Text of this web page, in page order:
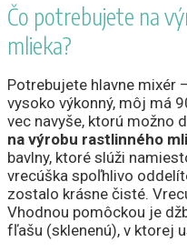
Čo potrebujete na
mlieka?
Potrebujete hlavne mixér
vysoko výkonný, môj má
vec navyše, ktorú možno
na výrobu rastlinného
bavlny, ktoré slúži
vrecúška spoľhlivo
zostalo krásne čisté.
Vhodnou pomôckou je
fľašu (sklenenú), v ktorej